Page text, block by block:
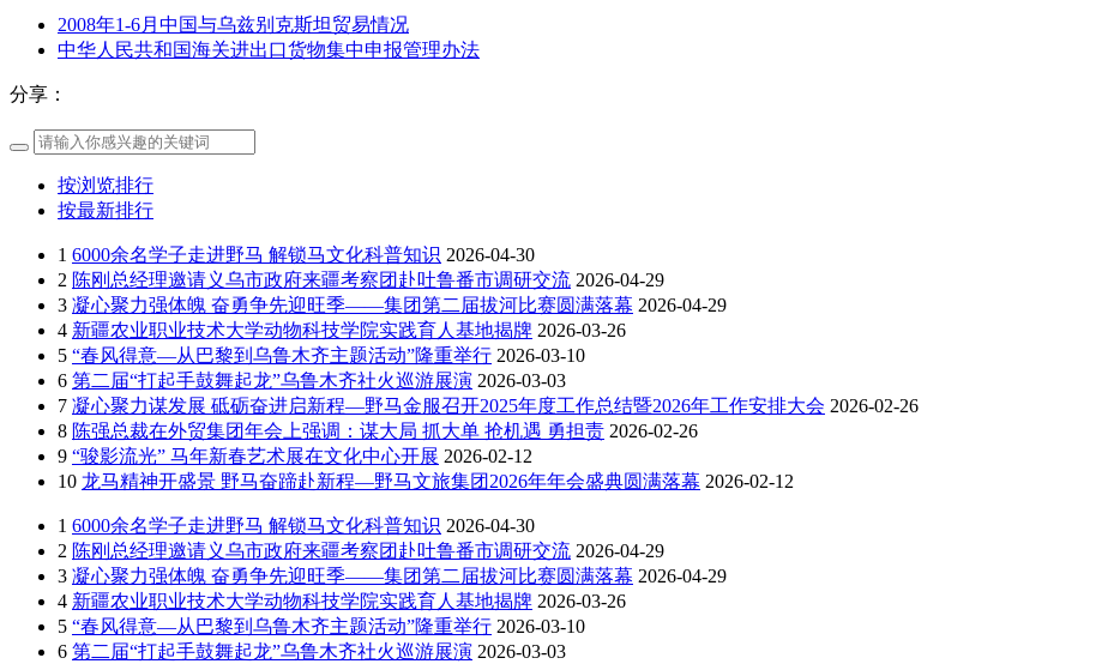
2008年1-6月中国与乌兹别克斯坦贸易情况
中华人民共和国海关进出口货物集中申报管理办法
分享：
按浏览排行
按最新排行
1 6000余名学子走进野马 解锁马文化科普知识 2026-04-30
2 陈刚总经理邀请义乌市政府来疆考察团赴吐鲁番市调研交流 2026-04-29
3 凝心聚力强体魄 奋勇争先迎旺季——集团第二届拔河比赛圆满落幕 2026-04-29
4 新疆农业职业技术大学动物科技学院实践育人基地揭牌 2026-03-26
5 “春风得意—从巴黎到乌鲁木齐主题活动”隆重举行 2026-03-10
6 第二届“打起手鼓舞起龙”乌鲁木齐社火巡游展演 2026-03-03
7 凝心聚力谋发展 砥砺奋进启新程—野马金服召开2025年度工作总结暨2026年工作安排大会 2026-02-26
8 陈强总裁在外贸集团年会上强调：谋大局 抓大单 抢机遇 勇担责 2026-02-26
9 “骏影流光” 马年新春艺术展在文化中心开展 2026-02-12
10 龙马精神开盛景 野马奋蹄赴新程—野马文旅集团2026年年会盛典圆满落幕 2026-02-12
1 6000余名学子走进野马 解锁马文化科普知识 2026-04-30
2 陈刚总经理邀请义乌市政府来疆考察团赴吐鲁番市调研交流 2026-04-29
3 凝心聚力强体魄 奋勇争先迎旺季——集团第二届拔河比赛圆满落幕 2026-04-29
4 新疆农业职业技术大学动物科技学院实践育人基地揭牌 2026-03-26
5 “春风得意—从巴黎到乌鲁木齐主题活动”隆重举行 2026-03-10
6 第二届“打起手鼓舞起龙”乌鲁木齐社火巡游展演 2026-03-03